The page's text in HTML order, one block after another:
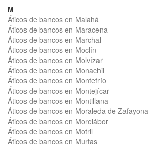
M
Áticos de bancos en Malahá
Áticos de bancos en Maracena
Áticos de bancos en Marchal
Áticos de bancos en Moclín
Áticos de bancos en Molvízar
Áticos de bancos en Monachil
Áticos de bancos en Montefrío
Áticos de bancos en Montejícar
Áticos de bancos en Montillana
Áticos de bancos en Moraleda de Zafayona
Áticos de bancos en Morelábor
Áticos de bancos en Motril
Áticos de bancos en Murtas